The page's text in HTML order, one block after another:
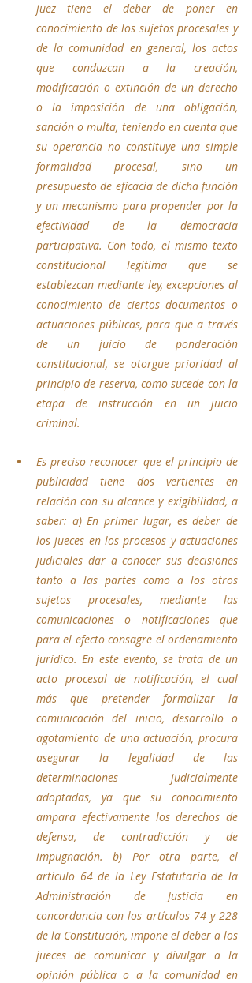
juez tiene el deber de poner en
conocimiento de los sujetos procesales y
de la comunidad en general, los actos
que conduzcan a la creación,
modificación o extinción de un derecho
o la imposición de una obligación,
sanción o multa, teniendo en cuenta que
su operancia no constituye una simple
formalidad procesal, sino un
presupuesto de eficacia de dicha función
y un mecanismo para propender por la
efectividad de la democracia
participativa. Con todo, el mismo texto
constitucional legitima que se
establezcan mediante ley, excepciones al
conocimiento de ciertos documentos o
actuaciones públicas, para que a través
de un juicio de ponderación
constitucional, se otorgue prioridad al
principio de reserva, como sucede con la
etapa de instrucción en un juicio
criminal.
Es preciso reconocer que el principio de
publicidad tiene dos vertientes en
relación con su alcance y exigibilidad, a
saber: a) En primer lugar, es deber de
los jueces en los procesos y actuaciones
judiciales dar a conocer sus decisiones
tanto a las partes como a los otros
sujetos procesales, mediante las
comunicaciones o notificaciones que
para el efecto consagre el ordenamiento
jurídico. En este evento, se trata de un
acto procesal de notificación, el cual
más que pretender formalizar la
comunicación del inicio, desarrollo o
agotamiento de una actuación, procura
asegurar la legalidad de las
determinaciones judicialmente
adoptadas, ya que su conocimiento
ampara efectivamente los derechos de
defensa, de contradicción y de
impugnación. b) Por otra parte, el
artículo 64 de la Ley Estatutaria de la
Administración de Justicia en
concordancia con los artículos 74 y 228
de la Constitución, impone el deber a los
jueces de comunicar y divulgar a la
opinión pública o a la comunidad en